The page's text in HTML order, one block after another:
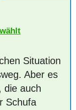
Situation
Aber es
die auch
Schufa